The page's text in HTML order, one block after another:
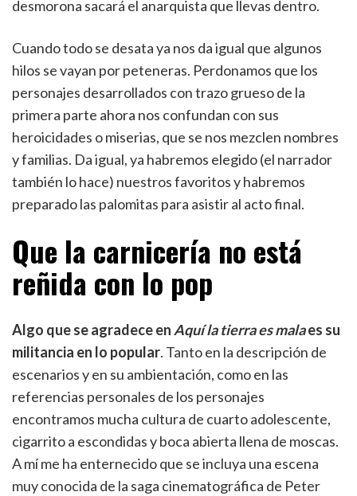
desmorona sacará el anarquista que llevas dentro.
Cuando todo se desata ya nos da igual que algunos
hilos se vayan por peteneras. Perdonamos que los
personajes desarrollados con trazo grueso de la
primera parte ahora nos confundan con sus
heroicidades o miserias, que se nos mezclen nombres
y familias. Da igual, ya habremos elegido (el narrador
también lo hace) nuestros favoritos y habremos
preparado las palomitas para asistir al acto final.
Que la carnicería no está
reñida con lo pop
Algo que se agradece en Aquí la tierra es malaes su
militancia en lo popular. Tanto en la descripción de
escenarios y en su ambientación, como en las
referencias personales de los personajes
encontramos mucha cultura de cuarto adolescente,
cigarrito a escondidas y boca abierta llena de moscas.
A mí me ha enternecido que se incluya una escena
muy conocida de la saga cinematográfica de Peter